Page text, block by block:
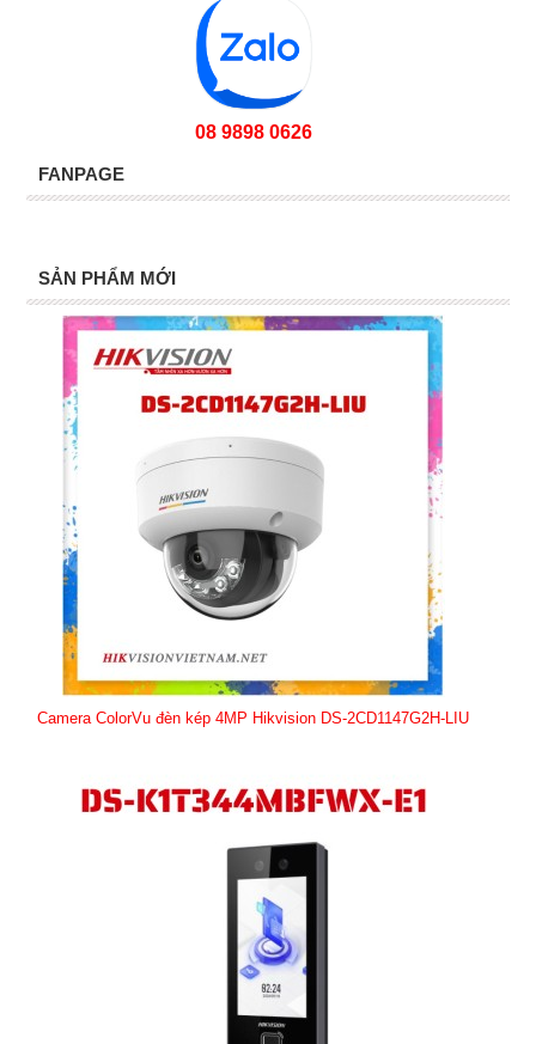
08 9898 0626
FANPAGE
SẢN PHẨM MỚI
Camera ColorVu đèn kép 4MP Hikvision DS-2CD1147G2H-LIU